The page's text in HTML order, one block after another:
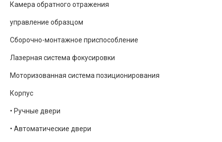
Камера обратного отражения
управление образцом
Сборочно-монтажное приспособление
Лазерная система фокусировки
Моторизованная система позиционирования
Корпус
• Ручные двери
• Автоматические двери